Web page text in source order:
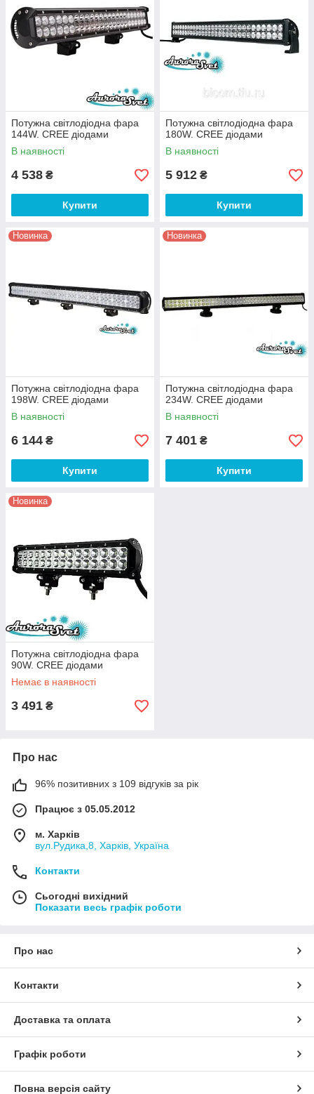
Потужна світлодіодна фара
144W. CREE діодами
В наявності
4 538 ₴
Купити
Потужна світлодіодна фара
180W. CREE діодами
В наявності
5 912 ₴
Купити
Новинка
Потужна світлодіодна фара
198W. CREE діодами
В наявності
6 144 ₴
Купити
Новинка
Потужна світлодіодна фара
234W. CREE діодами
В наявності
7 401 ₴
Купити
Новинка
Потужна світлодіодна фара
90W. CREE діодами
Немає в наявності
3 491 ₴
Про нас
96% позитивних з 109 відгуків за рік
Працює з 05.05.2012
м. Харків
вул.Рудика,8, Харків, Україна
Контакти
Сьогодні вихідний
Показати весь графік роботи
Про нас
Контакти
Доставка та оплата
Графік роботи
Повна версія сайту